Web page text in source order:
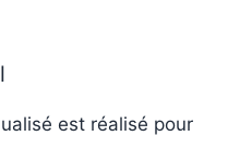
est réalisé pour